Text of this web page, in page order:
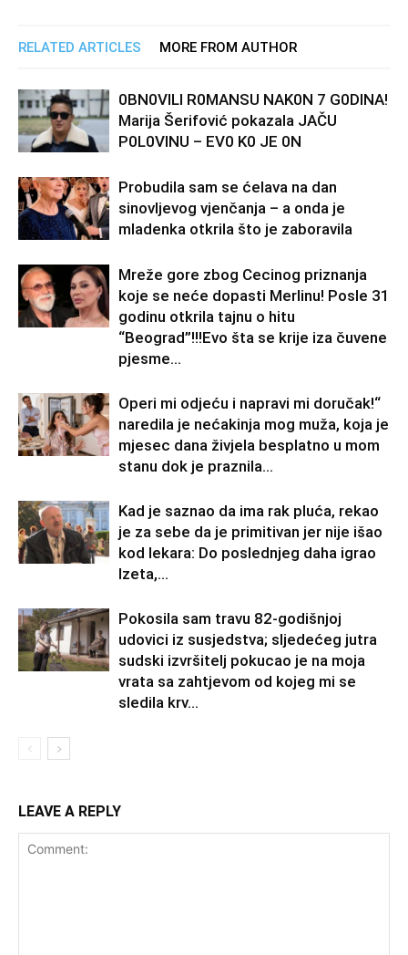
RELATED ARTICLES MORE FROM AUTHOR
0BN0VlLl R0MANSU NAK0N 7 G0DlNA!
Marija Šerifović pokazala JAČU
P0L0VINU – EV0 K0 JE 0N
Probudila sam se ćelava na dan
sinovljevog vjenčanja – a onda je
mladenka otkrila što je zaboravila
Mreže gore zbog Cecinog priznanja
koje se neće dopasti Merlinu! Posle 31
godinu otkrila tajnu o hitu
“Beograd”!!!Evo šta se krije iza čuvene
pjesme...
Operi mi odjeću i napravi mi doručak!“
naredila je nećakinja mog muža, koja je
mjesec dana živjela besplatno u mom
stanu dok je praznila...
Kad je saznao da ima rak pluća, rekao
je za sebe da je primitivan jer nije išao
kod lekara: Do poslednjeg daha igrao
Izeta,...
Pokosila sam travu 82-godišnjoj
udovici iz susjedstva; sljedećeg jutra
sudski izvršitelj pokucao je na moja
vrata sa zahtjevom od kojeg mi se
sledila krv...
LEAVE A REPLY